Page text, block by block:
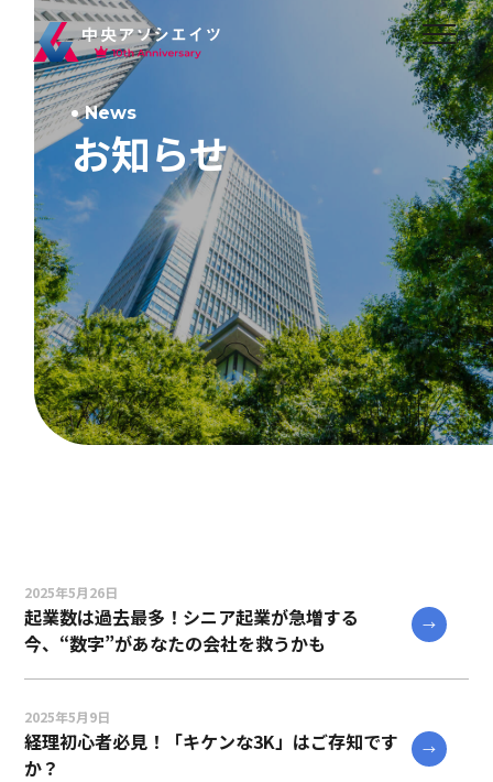
News
お知らせ
2025年5月26日
起業数は過去最多！シニア起業が急増する
今、“数字”があなたの会社を救うかも
2025年5月9日
経理初心者必見！「キケンな3K」はご存知です
か？